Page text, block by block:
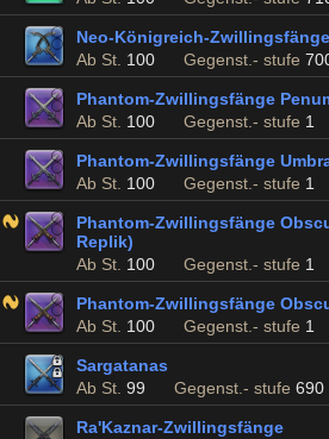
Neo-Königreich-Zwillingsfänge
Ab St. 100 Gegenst.- stufe
Phantom-Zwillingsfänge
Ab St. 100 Gegenst.- stufe 1
Phantom-Zwillingsfänge
Ab St. 100 Gegenst.- stufe 1
Phantom-Zwillingsfänge
Replik)
Ab St. 100 Gegenst.- stufe 1
Phantom-Zwillingsfänge
Ab St. 100 Gegenst.- stufe 1
Sargatanas
Ab St. 99 Gegenst.- stufe 690
Ra'Kaznar-Zwillingsfänge